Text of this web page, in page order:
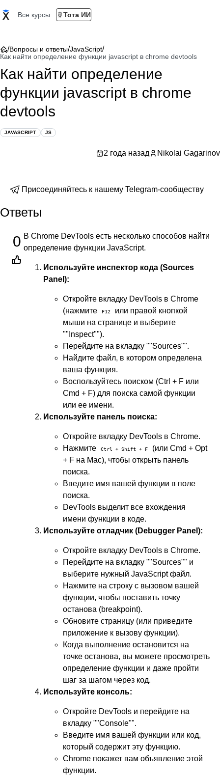
Все курсы Тота ИИ
/Вопросы и ответы/JavaScript/
Как найти определение функции javascript в chrome devtools
Как найти определение
функции javascript в chrome
devtools
JAVASCRIPT JS
2 года назад Nikolai Gagarinov
Присоединяйтесь к нашему Telegram-сообществу
Ответы
0 В Chrome DevTools есть несколько способов найти
определение функции JavaScript.
Используйте инспектор кода (Sources
Panel):
Откройте вкладку DevTools в Chrome
(нажмите
F12
или правой кнопкой
мыши на странице и выберите
""Inspect"").
Перейдите на вкладку ""Sources"".
Найдите файл, в котором определена
ваша функция.
Воспользуйтесь поиском (Ctrl + F или
Cmd + F) для поиска самой функции
или ее имени.
Используйте панель поиска:
Откройте вкладку DevTools в Chrome.
Нажмите
Ctrl + Shift + F
(или Cmd + Opt
+ F на Mac), чтобы открыть панель
поиска.
Введите имя вашей функции в поле
поиска.
DevTools выделит все вхождения
имени функции в коде.
Используйте отладчик (Debugger Panel):
Откройте вкладку DevTools в Chrome.
Перейдите на вкладку ""Sources"" и
выберите нужный JavaScript файл.
Нажмите на строку с вызовом вашей
функции, чтобы поставить точку
останова (breakpoint).
Обновите страницу (или приведите
приложение к вызову функции).
Когда выполнение остановится на
точке останова, вы можете просмотреть
определение функции и даже пройти
шаг за шагом через код.
Используйте консоль:
Откройте DevTools и перейдите на
вкладку ""Console"".
Введите имя вашей функции или код,
который содержит эту функцию.
Chrome покажет вам объявление этой
функции.